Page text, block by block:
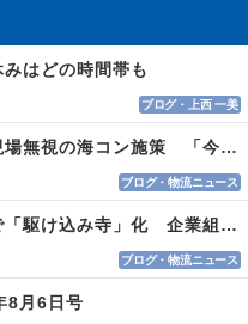
はどの時間帯も
ブログ・上西 一美
違う違うそれじゃない 現場無視の海コン施策 「今でも平均２～３時間は待つ」
ブログ・物流ニュース
白ナンバートラック規制で「駆け込み寺」化 企業組合が入会基準を見直しへ
ブログ・物流ニュース
月6日号